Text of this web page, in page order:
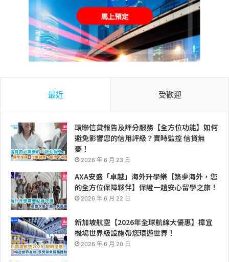
最近 受歡迎
環聯信貸報告及評分服務【全方位功能】如何
避免影響您的信用評級？實時監控 信貸無
憂！
2026 年 6 月 23 日
AXA安盛「卓越」海外升學樂【築夢海外，您
的全方位保障夥伴】保證一趟安心留學之旅！
2026 年 6 月 22 日
新加坡航空【2026年全球航線大優惠】樟宜
機場世界級設施帶您環遊世界！
2026 年 6 月 20 日